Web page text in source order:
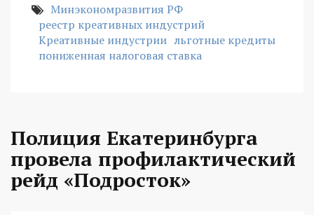
Минэкономразвития РФ
реестр креативных индустрий
Креативные индустрии льготные кредиты
пониженная налоговая ставка
Полиция Екатеринбурга
провела профилактический
рейд «Подросток»